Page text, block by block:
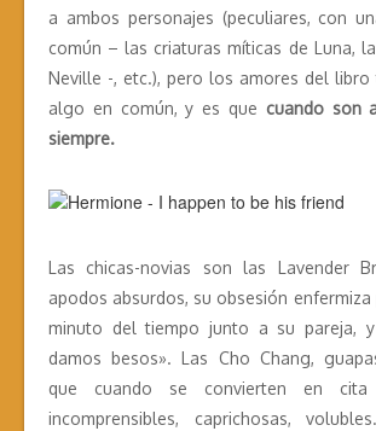
a ambos personajes (peculiares, con
común – las criaturas míticas de Luna,
Neville -, etc.), pero los amores del libro
algo en común, y es que cuando son
siempre.
Las chicas-novias son las Lavender
apodos absurdos, su obsesión enfermiza
minuto del tiempo junto a su pareja,
damos besos». Las Cho Chang,
que cuando se convierten en cita
incomprensibles, caprichosas,